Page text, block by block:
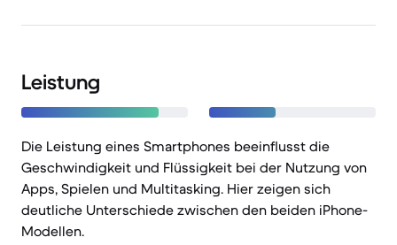
Leistung
Die Leistung eines Smartphones beeinflusst die
Geschwindigkeit und Flüssigkeit bei der Nutzung von
Apps, Spielen und Multitasking. Hier zeigen sich
deutliche Unterschiede zwischen den beiden iPhone-
Modellen.